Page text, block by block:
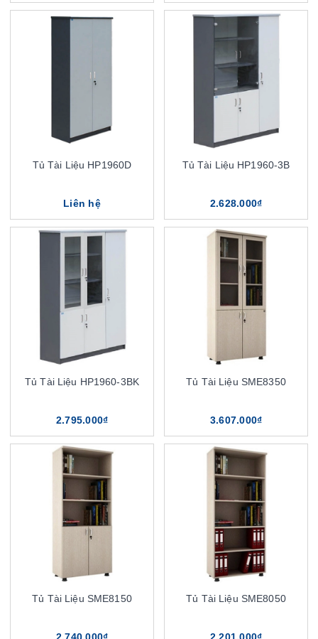
Tủ Tài Liệu HP1960D
Liên hệ
Tủ Tài Liệu HP1960-3B
2.628.000₫
Tủ Tài Liệu HP1960-3BK
2.795.000₫
Tủ Tài Liệu SME8350
3.607.000₫
Tủ Tài Liệu SME8150 Tủ Tài Liệu SME8050